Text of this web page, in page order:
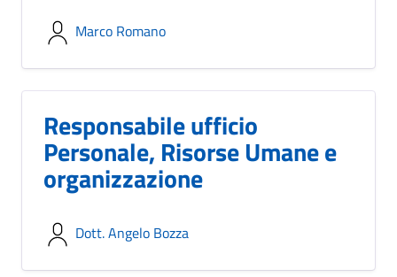
Marco Romano
Responsabile ufficio
Personale, Risorse Umane e
organizzazione
Dott. Angelo Bozza